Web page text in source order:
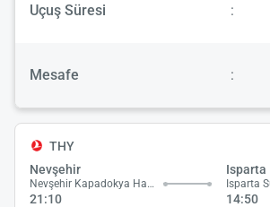
Uçuş Süresi :
Mesafe :
THY
Nevşehir
Nevşehir Kapadokya Havalimanı
21:10
Isparta
14:50